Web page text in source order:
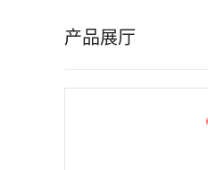
产品展厅